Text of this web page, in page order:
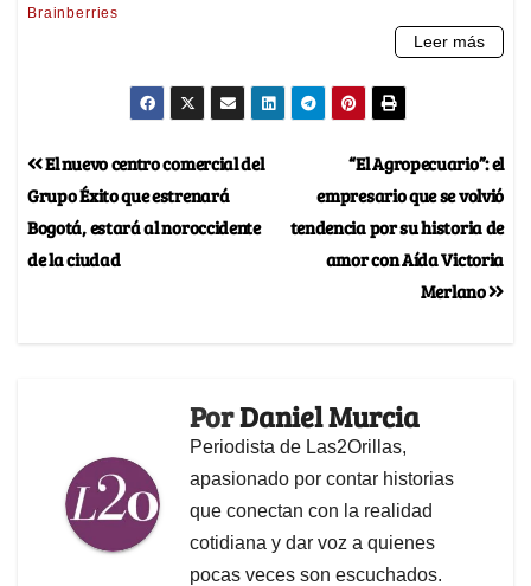
“El Agropecuario”: el
empresario que se volvió
tendencia por su historia de
amor con Aída Victoria
Merlano
El nuevo centro comercial del
Grupo Éxito que estrenará
Bogotá, estará al noroccidente
de la ciudad
PorDaniel Murcia
Periodista de Las2Orillas,
apasionado por contar historias
que conectan con la realidad
cotidiana y dar voz a quienes
pocas veces son escuchados.